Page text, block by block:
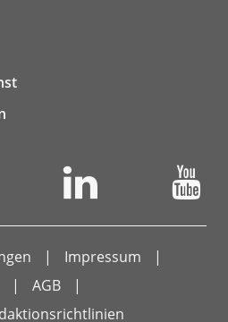
Impressum
AGB